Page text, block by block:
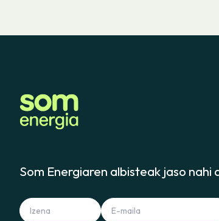
Som Energiaren albisteak jaso nahi